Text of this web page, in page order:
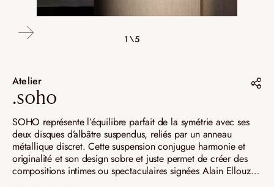
1\5
2\5
3\5
4\5
5\5
Atelier
.soho
Partager sur :
Pinterest
Instagram
SOHO représente l’équilibre parfait de la symétrie avec ses
deux disques d’albâtre suspendus, reliés par un anneau
métallique discret. Cette suspension conjugue harmonie et
originalité et son design sobre et juste permet de créer des
compositions intimes ou spectaculaires signées Alain Ellouz